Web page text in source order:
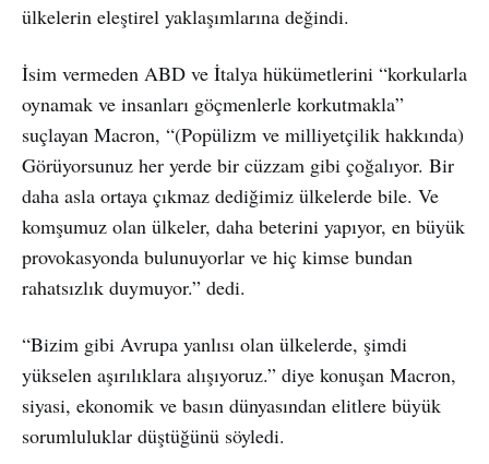
ülkelerin eleştirel yaklaşımlarına değindi.
İsim vermeden ABD ve İtalya hükümetlerini “korkularla
oynamak ve insanları göçmenlerle korkutmakla”
suçlayan Macron, “(Popülizm ve milliyetçilik hakkında)
Görüyorsunuz her yerde bir cüzzam gibi çoğalıyor. Bir
daha asla ortaya çıkmaz dediğimiz ülkelerde bile. Ve
komşumuz olan ülkeler, daha beterini yapıyor, en büyük
provokasyonda bulunuyorlar ve hiç kimse bundan
rahatsızlık duymuyor.” dedi.
“Bizim gibi Avrupa yanlısı olan ülkelerde, şimdi
yükselen aşırılıklara alışıyoruz.” diye konuşan Macron,
siyasi, ekonomik ve basın dünyasından elitlere büyük
sorumluluklar düştüğünü söyledi.